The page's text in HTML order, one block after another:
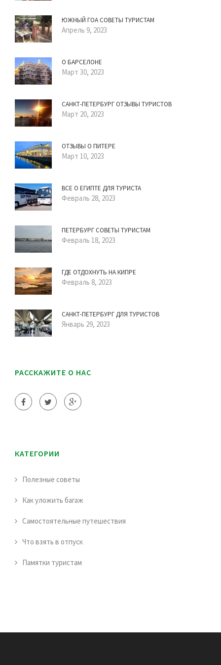
ЮЖНЫЙ ГОА СОВЕТЫ ТУРИСТАМ
Апрель 9, 2023
О БАРСЕЛОНЕ
Март 30, 2023
САНКТ-ПЕТЕРБУРГ ОТЗЫВЫ ТУРИСТОВ
Март 20, 2023
ОТЗЫВЫ О ПИТЕРЕ
Март 10, 2023
ВСЕ О ЕГИПТЕ ДЛЯ ТУРИСТА
Февраль 28, 2023
ПЕТЕРБУРГ СОВЕТЫ ТУРИСТАМ
Февраль 18, 2023
ГДЕ ОТДОХНУТЬ НА КИПРЕ
Февраль 8, 2023
САНКТ-ПЕТЕРБУРГ ДЛЯ ТУРИСТОВ
Январь 29, 2023
РАССКАЖИТЕ О НАС
КАТЕГОРИИ
Полезные советы
Как уложить багаж
Самостоятельные путешествия
Что взять в отпуск
Памятки туристам